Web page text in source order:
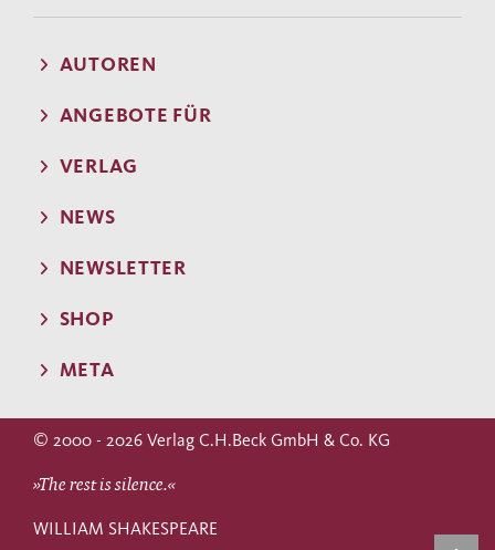
AUTOREN
ANGEBOTE FÜR
VERLAG
NEWS
NEWSLETTER
SHOP
META
© 2000 - 2026 Verlag C.H.Beck GmbH & Co. KG
»The rest is silence.«
WILLIAM SHAKESPEARE